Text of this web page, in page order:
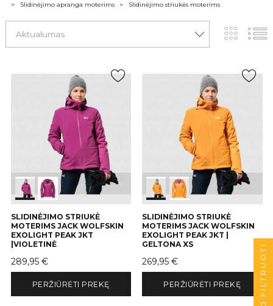
Slidinėjimo apranga moterims
Slidinėjimo striukės moterims
Aktualumas
SLIDINĖJIMO STRIUKĖ
MOTERIMS JACK WOLFSKIN
EXOLIGHT PEAK JKT
|VIOLETINĖ
Kaina
289,95 €
PERŽIŪRĖTI PREKĘ
SLIDINĖJIMO STRIUKĖ
MOTERIMS JACK WOLFSKIN
EXOLIGHT PEAK JKT |
GELTONA XS
Kaina
269,95 €
PERŽIŪRĖTI PREKĘ FILTRUOTI